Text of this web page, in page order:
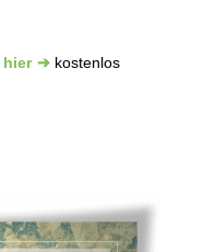
hier
kostenlos